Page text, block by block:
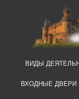
ВИДЫ
ВХОДНЫЕ ДВЕРИ